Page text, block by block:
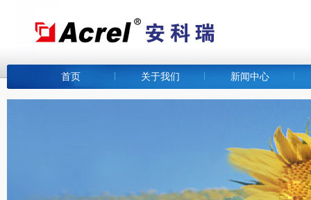
首页 关于我们 新闻中心